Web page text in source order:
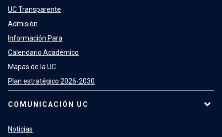
UC Transparente
Admisión
Información Para
Calendario Académico
Mapas de la UC
Plan estratégico 2026-2030
COMUNICACIÓN UC
Noticias